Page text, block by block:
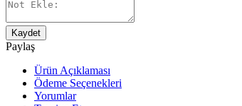
Kaydet
Paylaş
Ürün Açıklaması
Ödeme Seçenekleri
Yorumlar